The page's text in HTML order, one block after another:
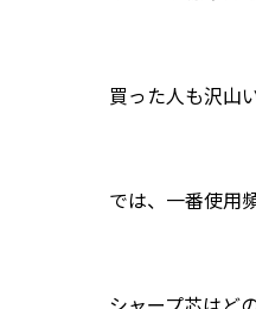
買った人も沢山
では、一番使用